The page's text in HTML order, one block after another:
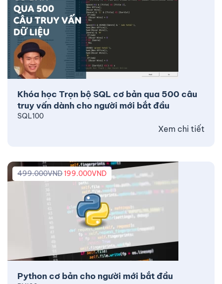
Khóa học Trọn bộ SQL cơ bản qua 500 câu
truy vấn dành cho người mới bắt đầu
SQL100
Xem chi tiết
Python cơ bản cho người mới bắt đầu
499.000VND199.000VND